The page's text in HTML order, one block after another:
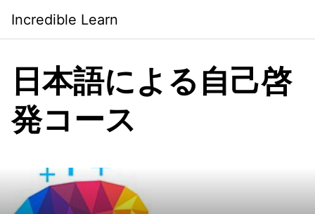
contenido
Incredible Learn
日本語による自己啓
発コース